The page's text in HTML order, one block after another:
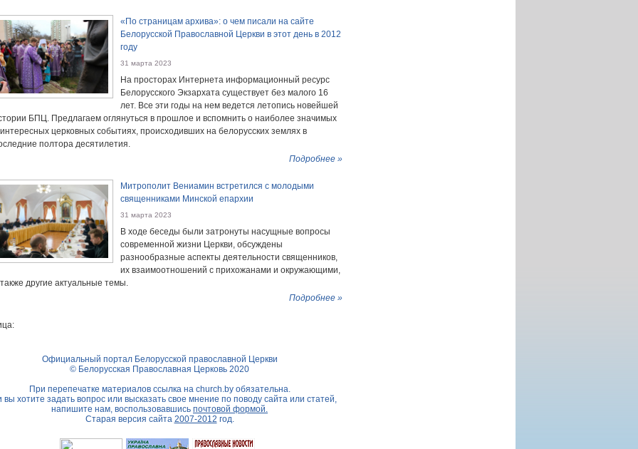
«По страницам архива»: о чем писали на сайте
Белорусской Православной Церкви в этот день в 2012
году
31 марта 2023
На просторах Интернета информационный ресурс
Белорусского Экзархата существует без малого 16
лет. Все эти годы на нем ведется летопись новейшей
БПЦ. Предлагаем оглянуться в прошлое и вспомнить о наиболее значимых
церковных событиях, происходивших на белорусских землях в
полтора десятилетия.
Подробнее »
Митрополит Вениамин встретился с молодыми
священниками Минской епархии
31 марта 2023
В ходе беседы были затронуты насущные вопросы
современной жизни Церкви, обсуждены
разнообразные аспекты деятельности священников,
их взаимоотношений с прихожанами и окружающими,
другие актуальные темы.
Подробнее »
Официальный портал Белорусской православной Церкви
© Белорусская Православная Церковь 2020
При перепечатке материалов ссылка на church.byобязательна.
вы хотите задать вопрос или высказать свое мнение по поводу сайта или статей,
напишите нам, воспользовавшись почтовой формой.
Старая версия сайта 2007-2012 год.